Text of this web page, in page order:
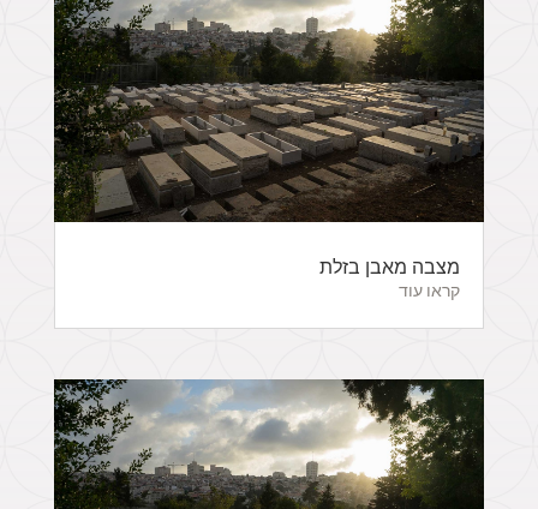
מצבה מאבן בזלת
קראו עוד